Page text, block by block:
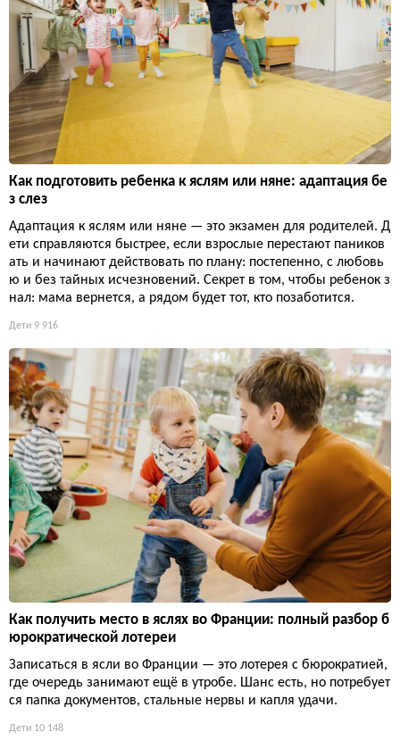
Как подготовить ребенка к яслям или няне: адаптация бе
з слез
Адаптация к яслям или няне — это экзамен для родителей. Д
ети справляются быстрее, если взрослые перестают паников
ать и начинают действовать по плану: постепенно, с любовь
ю и без тайных исчезновений. Секрет в том, чтобы ребенок з
нал: мама вернется, а рядом будет тот, кто позаботится.
Дети 9 916
Как получить место в яслях во Франции: полный разбор б
юрократической лотереи
Записаться в ясли во Франции — это лотерея с бюрократией,
где очередь занимают ещё в утробе. Шанс есть, но потребует
ся папка документов, стальные нервы и капля удачи.
Дети 10 148